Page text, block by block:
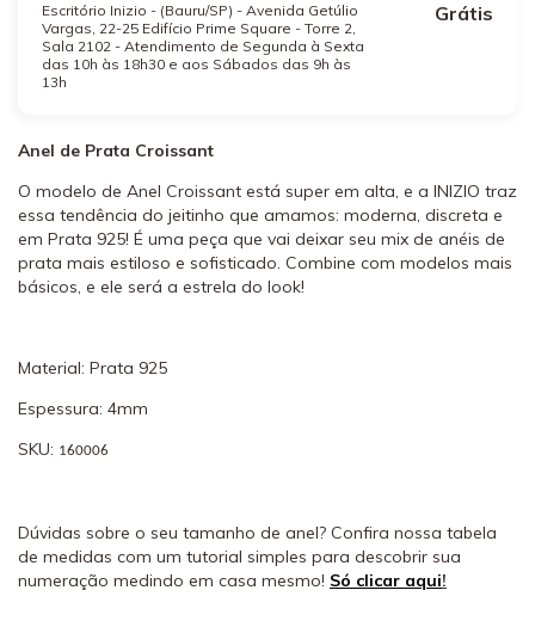
Escritório Inizio - (Bauru/SP) - Avenida Getúlio
Vargas, 22-25 Edifício Prime Square - Torre 2,
Sala 2102 - Atendimento de Segunda à Sexta
das 10h às 18h30 e aos Sábados das 9h às
13h
Grátis
Anel de Prata Croissant
O modelo de Anel Croissant está super em alta, e a INIZIO traz
essa tendência do jeitinho que amamos: moderna, discreta e
em Prata 925! É uma peça que vai deixar seu mix de anéis de
prata mais estiloso e sofisticado. Combine com modelos mais
básicos, e ele será a estrela do look!
Material: Prata 925
Espessura: 4mm
SKU: 160006
Dúvidas sobre o seu tamanho de anel? Confira nossa tabela
de medidas com um tutorial simples para descobrir sua
numeração medindo em casa mesmo! Só clicar aqui!